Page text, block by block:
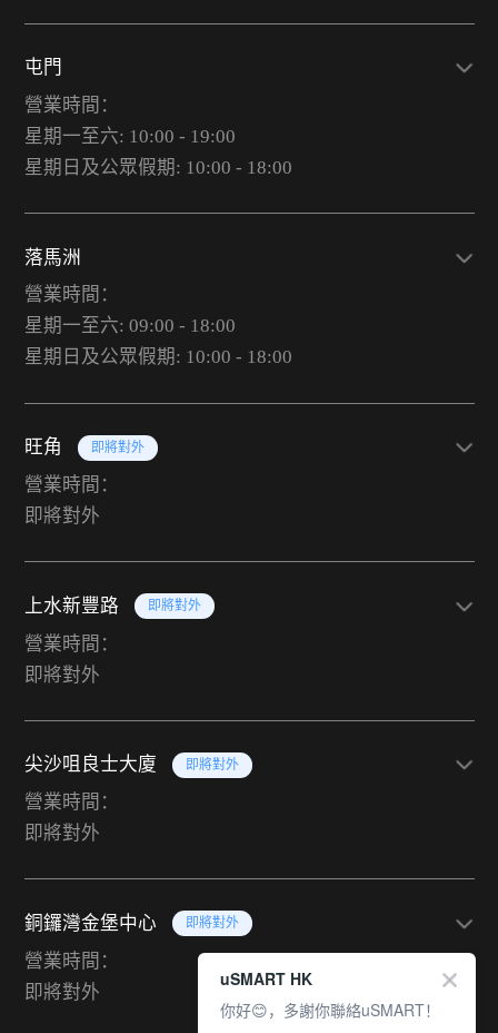
屯門
營業時間：
星期一至六: 10:00 - 19:00
星期日及公眾假期: 10:00 - 18:00
落馬洲
營業時間：
星期一至六: 09:00 - 18:00
星期日及公眾假期: 10:00 - 18:00
旺角 即將對外
營業時間：
即將對外
上水新豐路 即將對外
營業時間：
即將對外
尖沙咀良士大廈 即將對外
營業時間：
即將對外
銅鑼灣金堡中心 即將對外
營業時間：
即將對外
uSMART HK
你好😊，多謝你聯絡uSMART！